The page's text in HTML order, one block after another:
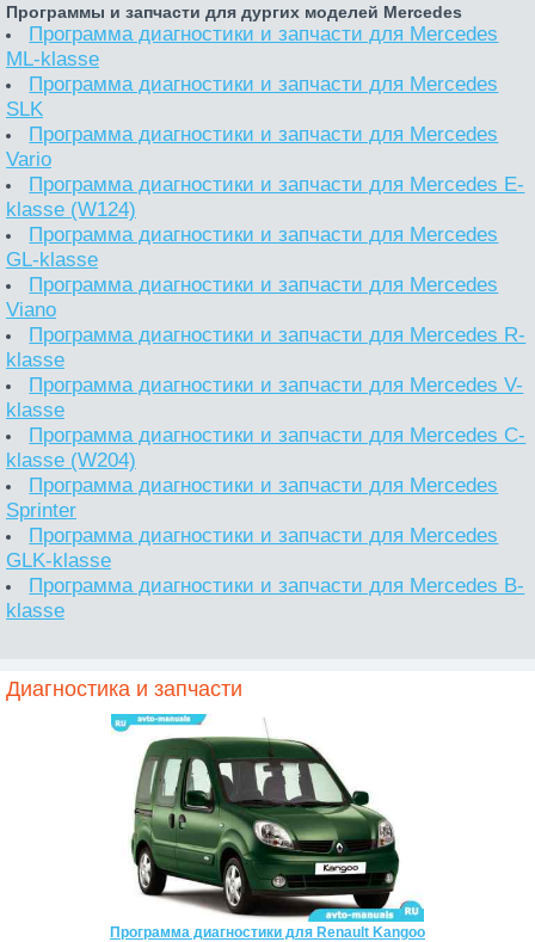
Программы и запчасти для дургих моделей Mercedes
Программа диагностики и запчасти для Mercedes
ML-klasse
Программа диагностики и запчасти для Mercedes
SLK
Программа диагностики и запчасти для Mercedes
Vario
Программа диагностики и запчасти для Mercedes E-
klasse (W124)
Программа диагностики и запчасти для Mercedes
GL-klasse
Программа диагностики и запчасти для Mercedes
Viano
Программа диагностики и запчасти для Mercedes R-
klasse
Программа диагностики и запчасти для Mercedes V-
klasse
Программа диагностики и запчасти для Mercedes C-
klasse (W204)
Программа диагностики и запчасти для Mercedes
Sprinter
Программа диагностики и запчасти для Mercedes
GLK-klasse
Программа диагностики и запчасти для Mercedes B-
klasse
Диагностика и запчасти
Программа диагностики для Renault Kangoo